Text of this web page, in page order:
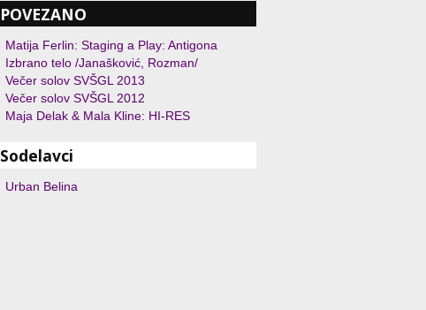
POVEZANO
Matija Ferlin: Staging a Play: Antigona
Izbrano telo /Janašković, Rozman/
Večer solov SVŠGL 2013
Večer solov SVŠGL 2012
Maja Delak & Mala Kline: HI-RES
Sodelavci
Urban Belina